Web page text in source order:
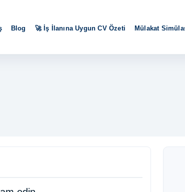
Blog 🚀 İş İlanına Uygun CV Özeti Mülakat